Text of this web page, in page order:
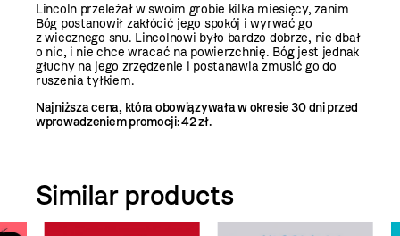
Lincoln przeleżał w swoim grobie kilka miesięcy, zanim
Bóg postanowił zakłócić jego spokój i wyrwać go
z wiecznego snu. Lincolnowi było bardzo dobrze, nie dbał
o nic, i nie chce wracać na powierzchnię. Bóg jest jednak
głuchy na jego zrzędzenie i postanawia zmusić go do
ruszenia tyłkiem.
Najniższa cena, która obowiązywała w okresie 30 dni przed
wprowadzeniem promocji:42 zł.
Similar products